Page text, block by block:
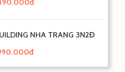
NHA TRANG 3N2Đ